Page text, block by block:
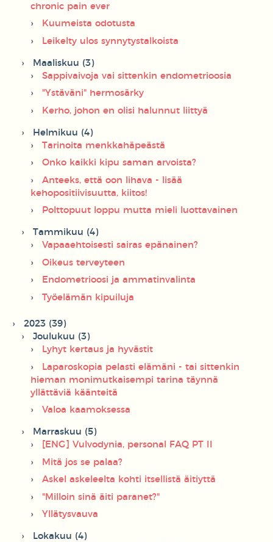
chronic pain ever
Kuumeista odotusta
Leikelty ulos synnytystalkoista
Maaliskuu (3)
Sappivaivoja vai sittenkin endometrioosia
"Ystäväni" hermosärky
Kerho, johon en olisi halunnut liittyä
Helmikuu (4)
Tarinoita menkkahäpeästä
Onko kaikki kipu saman arvoista?
Anteeks, että oon lihava - lisää
kehopositiivisuutta, kiitos!
Polttopuut loppu mutta mieli luottavainen
Tammikuu (4)
Vapaaehtoisesti sairas epänainen?
Oikeus terveyteen
Endometrioosi ja ammatinvalinta
Työelämän kipuiluja
2023 (39)
Joulukuu (3)
Lyhyt kertaus ja hyvästit
Laparoskopia pelasti elämäni - tai sittenkin
hieman monimutkaisempi tarina täynnä
yllättäviä käänteitä
Valoa kaamoksessa
Marraskuu (5)
[ENG] Vulvodynia, personal FAQ PT II
Mitä jos se palaa?
Askel askeleelta kohti itsellistä äitiyttä
"Milloin sinä äiti paranet?"
Yllätysvauva
Lokakuu (4)